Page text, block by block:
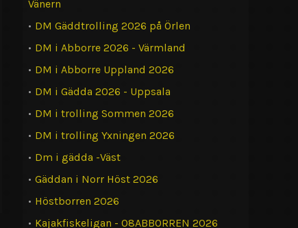
Vänern
• DM Gäddtrolling 2026 på Örlen
• DM i Abborre 2026 - Värmland
• DM i Abborre Uppland 2026
• DM i Gädda 2026 - Uppsala
• DM i trolling Sommen 2026
• DM i trolling Yxningen 2026
• Dm i gädda -Väst
• Gäddan i Norr Höst 2026
• Höstborren 2026
• Kajakfiskeligan - 08ABBORREN 2026